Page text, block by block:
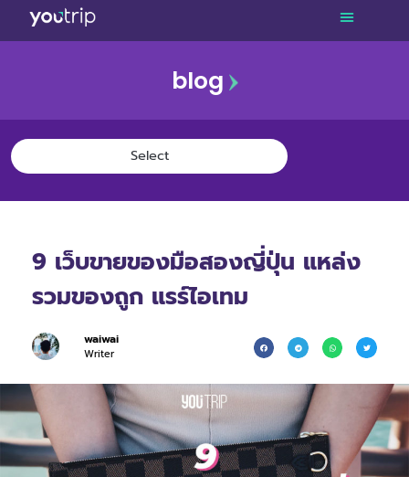
blog
9 เว็บขายของมือสองญี่ปุ่น แหล่ง
รวมของถูก แรร์ไอเทม
waiwai
Writer